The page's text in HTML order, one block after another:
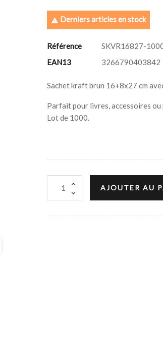
 Derniers articles en stock
Référence
SKVR16827-
EAN13
3266790403842
Sachet kraft brun 16+8x27 cm
Parfait pour livres, accessoires
Lot de 1000.
AJOUTER AU